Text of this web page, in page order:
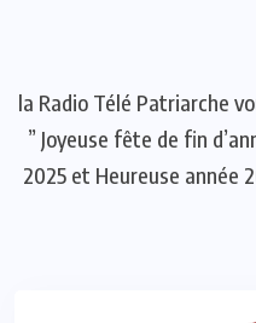
la Radio Télé Patriarche
” Joyeuse fête de fin
2025 et Heureuse année